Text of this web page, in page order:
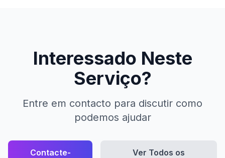
Interessado Neste
Serviço?
Entre em contacto para discutir como
podemos ajudar
Contacte-
Ver Todos os